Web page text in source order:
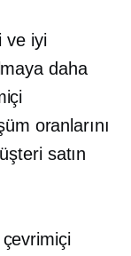
ve iyi
daha
oranlarını
satın
çevrimiçi